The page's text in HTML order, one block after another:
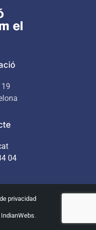
04
privacidad
IndianWebs.